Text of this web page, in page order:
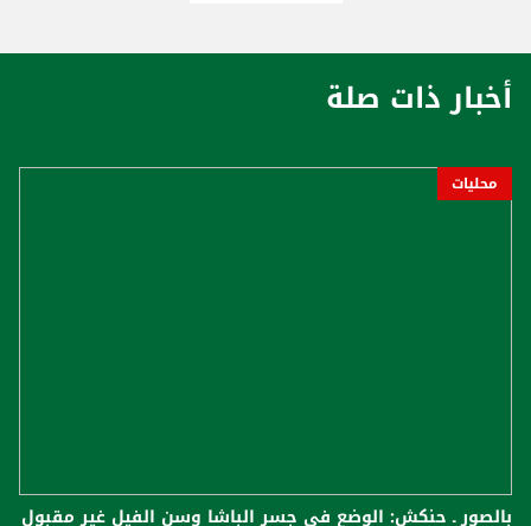
أخبار ذات صلة
محليات
بالصور ـ حنكش: الوضع في جسر الباشا وسن الفيل غير مقبول